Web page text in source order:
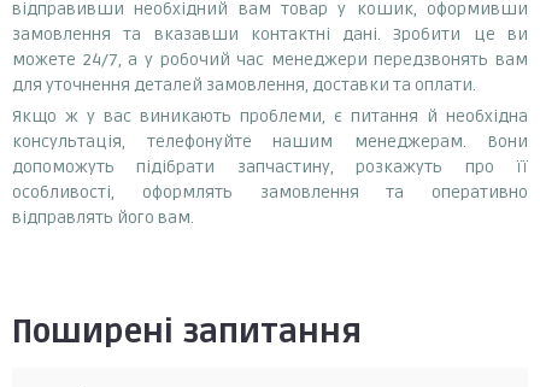
відправивши необхідний вам товар у кошик, оформивши
замовлення та вказавши контактні дані. Зробити це ви
можете 24/7, а у робочий час менеджери передзвонять вам
для уточнення деталей замовлення, доставки та оплати.
Якщо ж у вас виникають проблеми, є питання й необхідна
консультація, телефонуйте нашим менеджерам. Вони
допоможуть підібрати запчастину, розкажуть про її
особливості, оформлять замовлення та оперативно
відправлять його вам.
Поширені запитання